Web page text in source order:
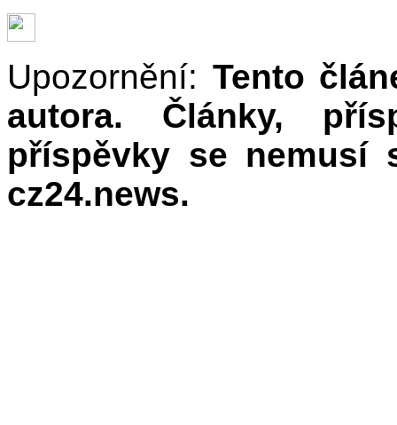
Upozornění: Tento
autora. Články,
příspěvky se nemusí
cz24.news.